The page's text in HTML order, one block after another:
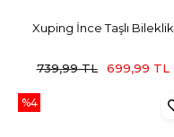
Xuping İnce Taşlı Bileklik
739,99 TL 699,99 TL
%4